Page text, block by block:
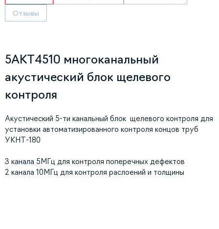
Отзывы
5АКТ4510 многоканальный
акустический блок щелевого
контроля
Акустический 5-ти канальный блок щелевого контроля для
установки автоматизированного контроля концов труб
УКНТ-180
3 канала 5МГц для контроля поперечных дефектов
2 канала 10МГц для контроля раслоений и толщины